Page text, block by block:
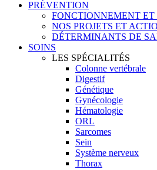
PRÉVENTION
FONCTIONNEMENT
NOS PROJETS ET
DÉTERMINANTS DE
SOINS
LES SPÉCIALITÉS
Colonne vertébrale
Digestif
Génétique
Gynécologie
Hématologie
ORL
Sarcomes
Sein
Système nerveux
Thorax